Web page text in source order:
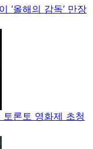
‘올해의 감독’ 만장
론토 영화제 초청